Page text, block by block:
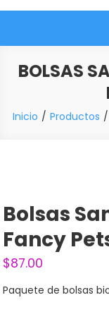
BOLSAS
Inicio Productos
Bolsas
Fancy
$87.00
Paquete de bolsas